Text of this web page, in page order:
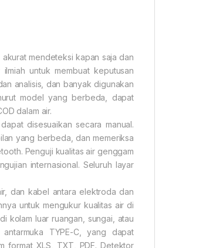
mendeteksi kapan saja dan
untuk membuat keputusan
analisis, dan banyak digunakan
model yang berbeda, dapat
dalam air.
disesuaikan secara manual.
yang berbeda, dan memeriksa
Penguji kualitas air genggam
internasional. Seluruh layar
dan kabel antara elektroda dan
untuk mengukur kualitas air di
kolam luar ruangan, sungai, atau
TYPE-C, yang dapat
format XLS, TXT, PDF. Detektor